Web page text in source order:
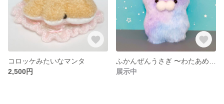
コロッケみたいなマンタ
2,500円
展示中